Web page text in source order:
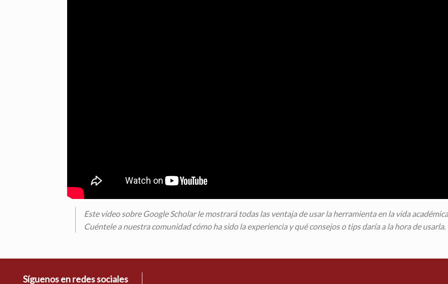
Este video sobre Google Scholar le mostrará todas las ventaja de usar la herramienta en la vida
Cuéntele a nuestra comunidad cómo ha sido la experiencia y qué consejos o tips daría a la hora de usarla.
Síguenos en redes sociales